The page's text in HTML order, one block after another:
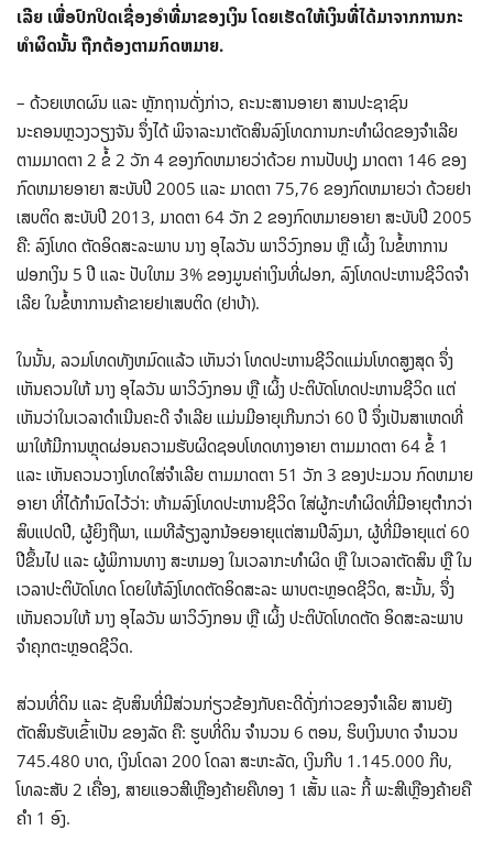
ເລີຍ ເພື່ອປົກປິດເຊື່ອງອໍາທີ່ມາຂອງເງິນ ໂດຍເຮັດໃຫ້ເງິນທີ່ໄດ້ມາຈາກການກະ
ທໍາຜິດນັ້ນ ຖືກຕ້ອງຕາມກົດຫມາຍ.
– ດ້ວຍເຫດຜົນ ແລະ ຫຼັກຖານດັ່ງກ່າວ, ຄະນະສານອາຍາ ສານປະຊາຊົນ
ນະຄອນຫຼວງວຽງຈັນ ຈຶ່ງໄດ້ ພິຈາລະນາຕັດສິນລົງໂທດການກະທໍາຜິດຂອງຈໍາເລີຍ
ຕາມມາດຕາ 2 ຂໍ້ 2 ວັກ 4 ຂອງກົດຫມາຍວ່າດ້ວຍ ການປັບປຸງ ມາດຕາ 146 ຂອງ
ກົດຫມາຍອາຍາ ສະບັບປີ 2005 ແລະ ມາດຕາ 75,76 ຂອງກົດຫມາຍວ່າ ດ້ວຍຢາ
ເສບຕິດ ສະບັບປີ 2013, ມາດຕາ 64 ວັກ 2 ຂອງກົດຫມາຍອາຍາ ສະບັບປີ 2005
ຄື: ລົງໂທດ ຕັດອິດສະລະພາບ ນາງ ອຸໄລວັນ ພາວິວົງກອນ ຫຼື ເຜິ້ງ ໃນຂໍ້ຫາການ
ຟອກເງິນ 5 ປີ ແລະ ປັບໃຫມ 3% ຂອງມູນຄ່າເງິນທີ່ຝອກ, ລົງໂທດປະຫານຊີວິດຈໍາ
ເລີຍ ໃນຂໍ້ຫາການຄ້າຂາຍຢາເສບຕິດ (ຢາບ້າ).
ໃນນັ້ນ, ລວມໂທດທັງຫມົດແລ້ວ ເຫັນວ່າ ໂທດປະຫານຊີວິດແມ່ນໂທດສູງສຸດ ຈຶ່ງ
ເຫັນຄວນໃຫ້ ນາງ ອຸໄລວັນ ພາວິວົງກອນ ຫຼື ເຜິ້ງ ປະຕິບັດໂທດປະຫານຊີວິດ ແຕ່
ເຫັນວ່າໃນເວລາດໍາເນີນຄະດີ ຈໍາເລີຍ ແມ່ນມີອາຍຸເກີນກວ່າ 60 ປີ ຈຶ່ງເປັນສາເຫດທີ່
ພາໃຫ້ມີການຫຼຸດຜ່ອນຄວາມຮັບຜິດຊອບໂທດທາງອາຍາ ຕາມມາດຕາ 64 ຂໍ້ 1
ແລະ ເຫັນຄວນວາງໂທດໃສ່ຈໍາເລີຍ ຕາມມາດຕາ 51 ວັກ 3 ຂອງປະມວນ ກົດຫມາຍ
ອາຍາ ທີ່ໄດ້ກໍານົດໄວ້ວ່າ: ຫ້າມລົງໂທດປະຫານຊີວິດ ໃສ່ຜູ້ກະທໍາຜິດທີ່ມີອາຍຸຕ່ໍາກວ່າ
ສິບແປດປີ, ຜູ້ຍິງຖືພາ, ແມທີລ້ຽງລູກນ້ອຍອາຍຸແຕ່ສາມປີລົງມາ, ຜູ້ທີ່ມີອາຍຸແຕ່ 60
ປີຂຶ້ນໄປ ແລະ ຜູ້ພິການທາງ ສະຫມອງ ໃນເວລາກະທໍາຜິດ ຫຼື ໃນເວລາຕັດສິນ ຫຼື ໃນ
ເວລາປະຕິບັດໂທດ ໂດຍໃຫ້ລົງໂທດຕັດອິດສະລະ ພາບຕະຫຼອດຊີວິດ, ສະນັ້ນ, ຈຶ່ງ
ເຫັນຄວນໃຫ້ ນາງ ອຸໄລວັນ ພາວິວົງກອນ ຫຼື ເຜິ້ງ ປະຕິບັດໂທດຕັດ ອິດສະລະພາບ
ຈໍາຄຸກຕະຫຼອດຊີວິດ.
ສ່ວນທີ່ດິນ ແລະ ຊັບສິນທີ່ມີສ່ວນກ່ຽວຂ້ອງກັບຄະດີດັ່ງກ່າວຂອງຈໍາເລີຍ ສານຍັງ
ຕັດສິນຮັບເຂົ້າເປັນ ຂອງລັດ ຄື: ຮູບທີ່ດິນ ຈໍານວນ 6 ຕອນ, ຮິບເງິນບາດ ຈໍານວນ
745.480 ບາດ, ເງິນໂດລາ 200 ໂດລາ ສະຫະລັດ, ເງິນກີບ 1.145.000 ກີບ,
ໂທລະສັບ 2 ເຄື່ອງ, ສາຍແອວສີເຫຼືອງຄ້າຍຄືທອງ 1 ເສັ້ນ ແລະ ກີ້ ພະສີເຫຼືອງຄ້າຍຄື
ຄໍາ 1 ອົງ.